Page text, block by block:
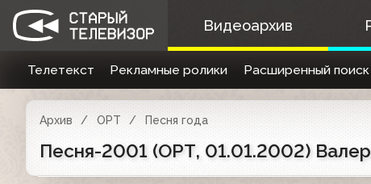
Видеоархив
Телетекст Рекламные ролики Расширенный поиск
Архив ОРТ Песня года
Песня-2001 (ОРТ, 01.01.2002)